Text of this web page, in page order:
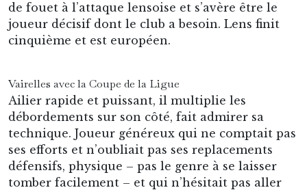
de fouet à l’attaque lensoise et s’avère être le
joueur décisif dont le club a besoin. Lens finit
cinquième et est européen.
Vairelles avec la Coupe de la Ligue
Ailier rapide et puissant, il multiplie les
débordements sur son côté, fait admirer sa
technique. Joueur généreux qui ne comptait pas
ses efforts et n’oubliait pas ses replacements
défensifs, physique – pas le genre à se laisser
tomber facilement – et qui n’hésitait pas aller